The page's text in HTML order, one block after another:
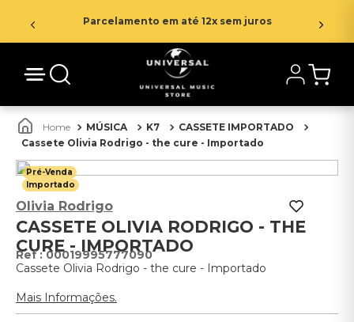
Parcelamento em até 12x sem juros
MÚSICA K7
CASSETE IMPORTADO
Cassete Olivia Rodrigo - the cure - Importado
Pré-Venda
Importado
Olivia Rodrigo
CASSETE OLIVIA RODRIGO - THE
CURE - IMPORTADO
:00019995777090
Cassete Olivia Rodrigo - the cure - Importado
Mais Informações.